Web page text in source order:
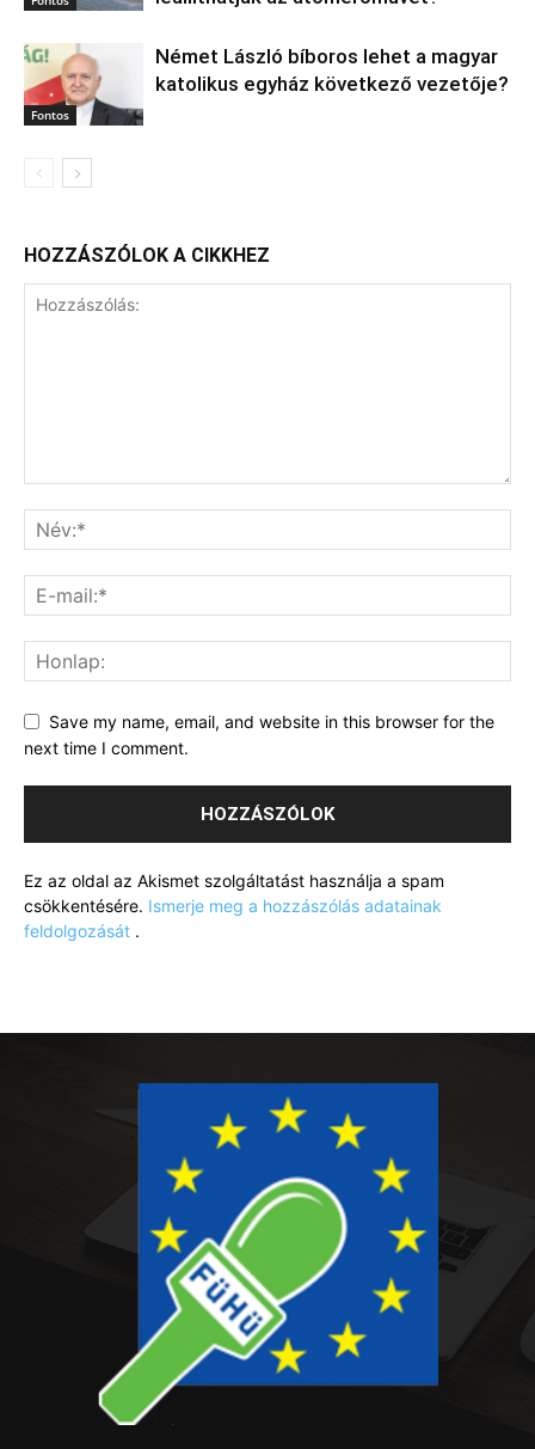
Fontos
Német László bíboros lehet a magyar
katolikus egyház következő vezetője?
HOZZÁSZÓLOK A CIKKHEZ
Save my name, email, and website in this browser for the
next time I comment.
Ez az oldal az Akismet szolgáltatást használja a spam
csökkentésére. Ismerje meg a hozzászólás adatainak
feldolgozását .